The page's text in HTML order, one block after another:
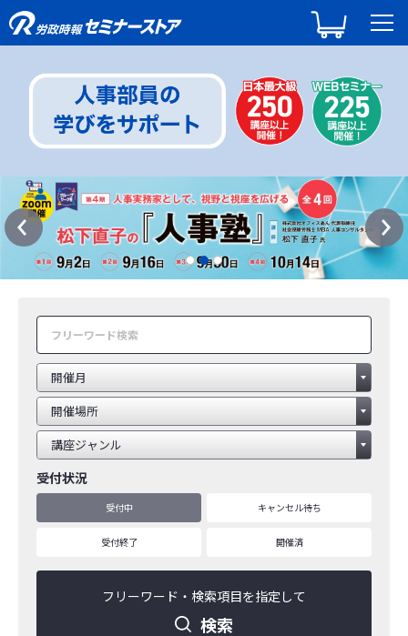
受付状況
受付中 キャンセル待ち
受付終了 開催済
フリーワード・ 検索項目を指定して
検索